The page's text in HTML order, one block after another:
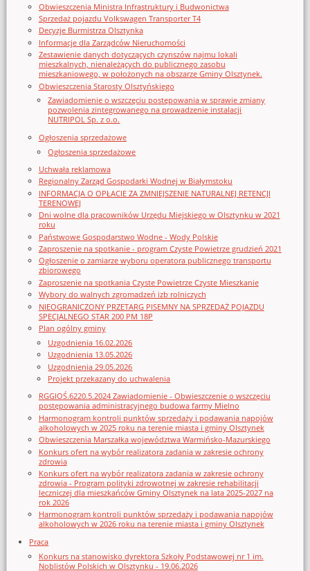
Obwieszczenia Ministra Infrastruktury i Budwonictwa
Sprzedaż pojazdu Volkswagen Transporter T4
Decyzje Burmistrza Olsztynka
Informacje dla Zarządców Nieruchomości
Zestawienie danych dotyczących czynszów najmu lokali
mieszkalnych, nienależących do publicznego zasobu
mieszkaniowego, w położonych na obszarze Gminy Olsztynek.
Obwieszczenia Starosty Olsztyńskiego
Zawiadomienie o wszczęciu postępowania w sprawie zmiany
pozwolenia zintegrowanego na prowadzenie instalacji
NUTRIPOL Sp. z o.o.
Ogłoszenia sprzedażowe
Ogłoszenia sprzedażowe
Uchwała reklamowa
Regionalny Zarząd Gospodarki Wodnej w Białymstoku
INFORMACJA O OPŁACIE ZA ZMNIEJSZENIE NATURALNEJ RETENCJI
TERENOWEJ
Dni wolne dla pracowników Urzędu Miejskiego w Olsztynku w 2021
roku
Państwowe Gospodarstwo Wodne - Wody Polskie
Zaproszenie na spotkanie - program Czyste Powietrze grudzień 2021
Ogłoszenie o zamiarze wyboru operatora publicznego transportu
zbiorowego
Zaproszenie na spotkania Czyste Powietrze Czyste Mieszkanie
Wybory do walnych zgromadzeń izb rolniczych
NIEOGRANICZONY PRZETARG PISEMNY NA SPRZEDAŻ POJAZDU
SPECJALNEGO STAR 200 PM 18P
Plan ogólny gminy
Uzgodnienia 16.02.2026
Uzgodnienia 13.05.2026
Uzgodnienia 29.05.2026
Projekt przekazany do uchwalenia
RGGIOŚ.6220.5.2024 Zawiadomienie - Obwieszczenie o wszczęciu
postępowania administracyjnego budowa farmy Mielno
Harmonogram kontroli punktów sprzedaży i podawania napojów
alkoholowych w 2025 roku na terenie miasta i gminy Olsztynek
Obwieszczenia Marszałka województwa Warmińsko-Mazurskiego
Konkurs ofert na wybór realizatora zadania w zakresie ochrony
zdrowia
Konkurs ofert na wybór realizatora zadania w zakresie ochrony
zdrowia - Program polityki zdrowotnej w zakresie rehabilitacji
leczniczej dla mieszkańców Gminy Olsztynek na lata 2025-2027 na
rok 2026
Harmonogram kontroli punktów sprzedaży i podawania napojów
alkoholowych w 2026 roku na terenie miasta i gminy Olsztynek
Praca
Konkurs na stanowisko dyrektora Szkoły Podstawowej nr 1 im.
Noblistów Polskich w Olsztynku - 19.06.2026